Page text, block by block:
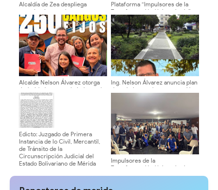
Alcaldía de Zea despliega
maquinaria pesada para
rehabilitar vialidad agrícola en el
sector Bejuquero
Plataforma “Impulsores de la
Transformación Universitaria”
recorre facultades y escuelas
de la ULA
Alcalde Nelson Álvarez otorga
titularidad a 250 trabajadores de
la municipalidad
Ing. Nelson Álvarez anuncia plan
de trabajo para la recuperación
de la Plaza Bolívar de Mérida
Edicto: Juzgado de Primera
Instancia de lo Civil, Mercantil,
de Tránsito de la
Circunscripción Judicial del
Estado Bolivariano de Mérida
Impulsores de la
Transformación Universitaria
activan estructura electoral en